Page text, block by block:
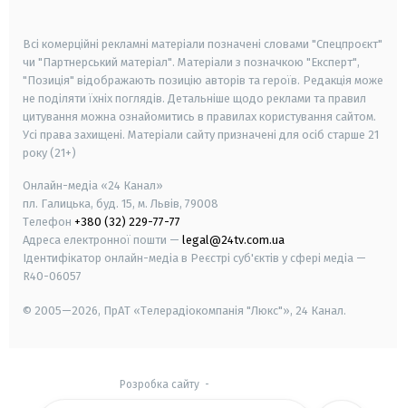
Всі комерційні рекламні матеріали позначені словами "Спецпроєкт"
чи "Партнерський матеріал". Матеріали з позначкою "Експерт",
"Позиція" відображають позицію авторів та героїв. Редакція може
не поділяти їхніх поглядів. Детальніше щодо реклами та правил
цитування можна ознайомитись в правилах користування сайтом.
Усі права захищені. Матеріали сайту призначені для осіб старше 21
року (21+)
Онлайн-медіа «24 Канал»
пл. Галицька, буд. 15, м. Львів, 79008
Телефон +380 (32) 229-77-77
Адреса електронної пошти — legal@24tv.com.ua
Ідентифікатор онлайн-медіа в Реєстрі суб'єктів у сфері медіа —
R40-06057
© 2005—2026, ПрАТ «Телерадіокомпанія "Люкс"», 24 Канал.
Розробка сайту-